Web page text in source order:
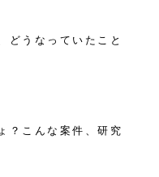
どうなっていたこと
？こんな案件、研究